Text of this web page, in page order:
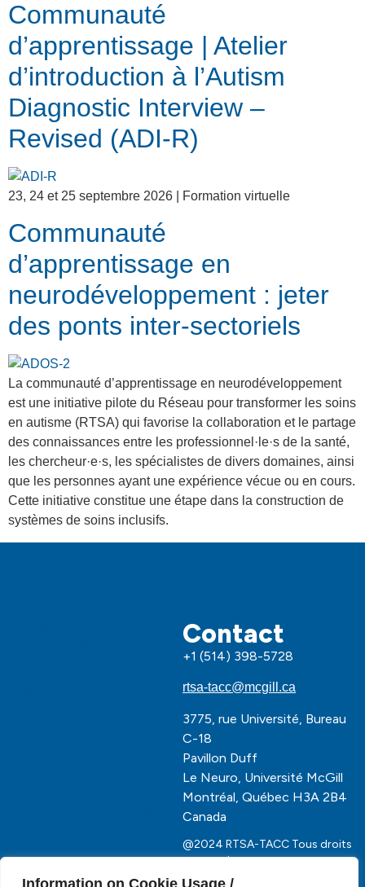
Information on Cookie Usage /
Communauté
d’apprentissage | Atelier
d’introduction à l’Autism
Diagnostic Interview –
Revised (ADI-R)
23, 24 et 25 septembre 2026 | Formation virtuelle
Communauté
d’apprentissage en
neurodéveloppement : jeter
des ponts inter-sectoriels
La communauté d’apprentissage en neurodéveloppement
est une initiative pilote du Réseau pour transformer les soins
en autisme (RTSA) qui favorise la collaboration et le partage
des connaissances entre les professionnel·le·s de la santé,
les chercheur·e·s, les spécialistes de divers domaines, ainsi
que les personnes ayant une expérience vécue ou en cours.
Cette initiative constitue une étape dans la construction de
systèmes de soins inclusifs.
Contact
+1 (514) 398-5728
rtsa-tacc@mcgill.ca
3775, rue Université, Bureau
C-18
Pavillon Duff
Le Neuro, Université McGill
Montréal, Québec H3A 2B4
Canada
@2024 RTSA-TACC Tous droits
réservés | Site parPhil